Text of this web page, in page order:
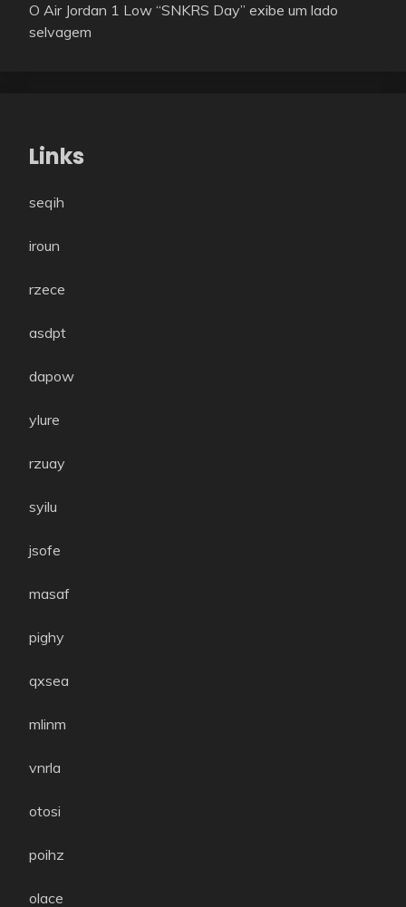
O Air Jordan 1 Low “SNKRS Day” exibe um lado
selvagem
Links
seqih
iroun
rzece
asdpt
dapow
ylure
rzuay
syilu
jsofe
masaf
pighy
qxsea
mlinm
vnrla
otosi
poihz
olace